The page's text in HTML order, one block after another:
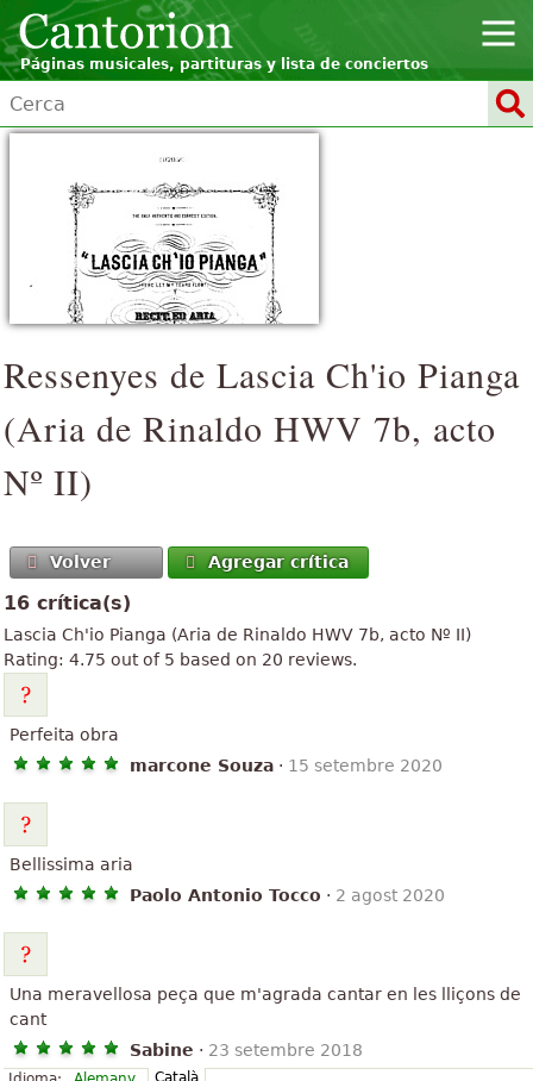
Páginas musicales, partituras y lista de conciertos
Ressenyes de Lascia Ch'io Pianga
(Aria de Rinaldo HWV 7b, acto
Nº II)
Volver Agregar crítica
16 crítica(s)
Lascia Ch'io Pianga (Aria de Rinaldo HWV 7b, acto Nº II)
Rating: 4.75 out of 5 based on 20 reviews.
Perfeita obra
marcone Souza · 15 setembre 2020
Bellissima aria
Paolo Antonio Tocco · 2 agost 2020
Una meravellosa peça que m'agrada cantar en les lliçons de
cant
Sabine · 23 setembre 2018
Català